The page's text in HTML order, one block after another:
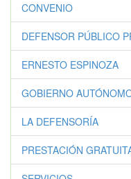
CONVENIO
DEFENSOR PÚBLICO
ERNESTO ESPINOZA
GOBIERNO
LA DEFENSORÍA
PRESTACIÓN